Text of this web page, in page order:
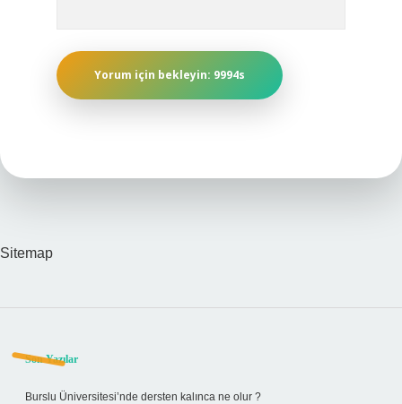
Sitemap
Sidebar
Son Yazılar
Burslu Üniversitesi’nde dersten kalınca ne olur ?